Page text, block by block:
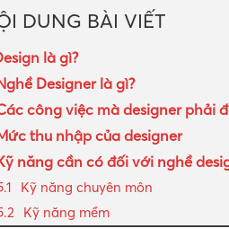
DUNG BÀI VIẾT
là gì?
Designer là gì?
công việc mà designer phải
thu nhập của designer
năng cần có đối với nghề
Kỹ năng chuyên môn
Kỹ năng mềm